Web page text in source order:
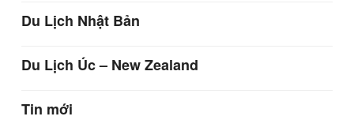
Du Lịch Nhật Bản
Du Lịch Úc – New Zealand
Tin mới